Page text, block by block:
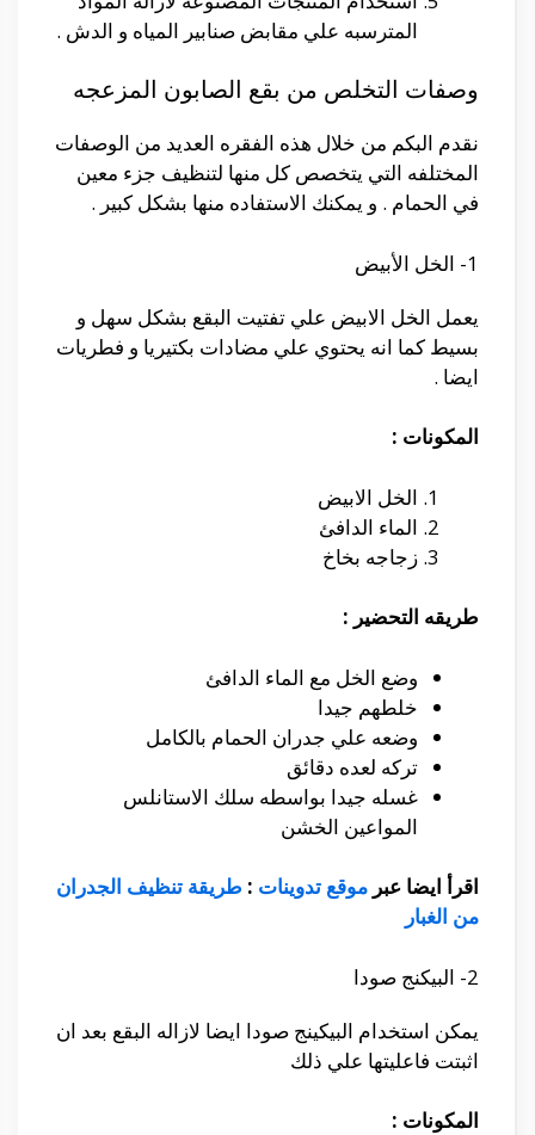
المترسبه علي مقابض صنابير المياه و الدش .
وصفات التخلص من بقع الصابون المزعجه
نقدم البكم من خلال هذه الفقره العديد من الوصفات
المختلفه التي يتخصص كل منها لتنظيف جزء معين
في الحمام . و يمكنك الاستفاده منها بشكل كبير .
1- الخل الأبيض
يعمل الخل الابيض علي تفتيت البقع بشكل سهل و
بسيط كما انه يحتوي علي مضادات بكتيريا و فطريات
ايضا .
المكونات :
الخل الابيض
الماء الدافئ
زجاجه بخاخ
طريقه التحضير :
وضع الخل مع الماء الدافئ
خلطهم جيدا
وضعه علي جدران الحمام بالكامل
تركه لعده دقائق
غسله جيدا بواسطه سلك الاستانلس
المواعين الخشن
اقرأ ايضا عبر موقع تدوينات : طريقة تنظيف الجدران
من الغبار
2- البيكنج صودا
يمكن استخدام البيكينج صودا ايضا لازاله البقع بعد ان
اثبتت فاعليتها علي ذلك
المكونات :